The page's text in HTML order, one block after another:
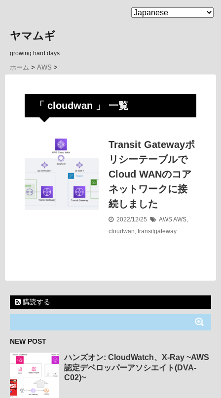
MENU
ヤマムギ
growing hard days.
ホーム > AWS >
「 cloudwan 」 一覧
Transit Gatewayポ
リシーテーブルで
Cloud WANのコア
ネットワークに接
続しました
2022/12/25 AWSAWS,
cloudwan, transitgateway
購読する
NEW POST
ハンズオン: CloudWatch、X-Ray ~AWS
認定デベロッパーアソシエイト(DVA-
C02)~